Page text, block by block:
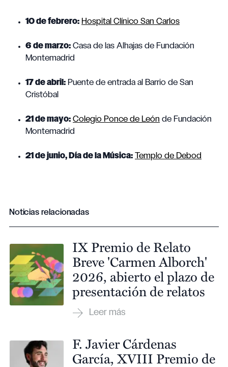
10 de febrero: Hospital Clínico San Carlos
6 de marzo: Casa de las Alhajas de Fundación
Montemadrid
17 de abril: Puente de entrada al Barrio de San
Cristóbal
21 de mayo: Colegio Ponce de León de Fundación
Montemadrid
21 de junio, Día de la Música: Templo de Debod
Noticias relacionadas
IX Premio de Relato
Breve 'Carmen Alborch'
2026, abierto el plazo de
presentación de relatos
F. Javier Cárdenas
García, XVIII Premio de